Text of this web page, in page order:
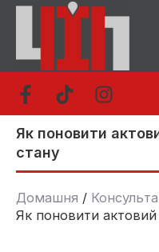
Перейти
вмісту
Як поновити
стану
Домашня
Як поновити актовий